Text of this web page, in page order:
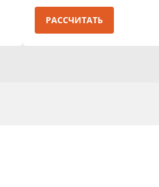
РАССЧИТАТЬ